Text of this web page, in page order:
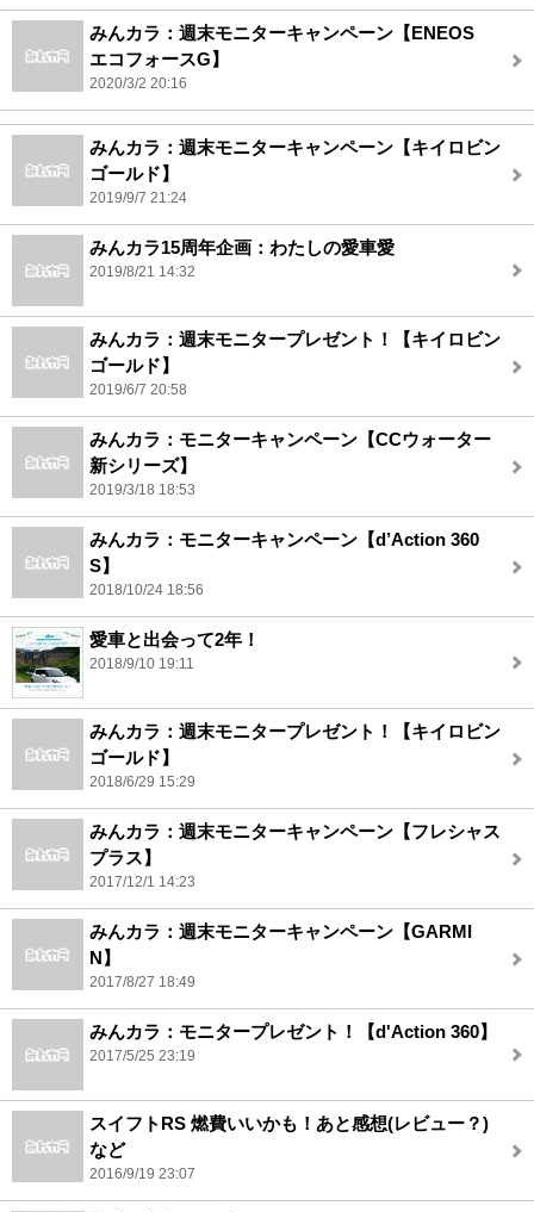
みんカラ：週末モニターキャンペーン【ENEOS
エコフォースG】
2020/3/2 20:16
みんカラ：週末モニターキャンペーン【キイロビン
ゴールド】
2019/9/7 21:24
みんカラ15周年企画：わたしの愛車愛
2019/8/21 14:32
みんカラ：週末モニタープレゼント！【キイロビン
ゴールド】
2019/6/7 20:58
みんカラ：モニターキャンペーン【CCウォーター
新シリーズ】
2019/3/18 18:53
みんカラ：モニターキャンペーン【d’Action 360
S】
2018/10/24 18:56
愛車と出会って2年！
2018/9/10 19:11
みんカラ：週末モニタープレゼント！【キイロビン
ゴールド】
2018/6/29 15:29
みんカラ：週末モニターキャンペーン【フレシャス
プラス】
2017/12/1 14:23
みんカラ：週末モニターキャンペーン【GARMI
N】
2017/8/27 18:49
みんカラ：モニタープレゼント！【d'Action 360】
2017/5/25 23:19
スイフトRS 燃費いいかも！あと感想(レビュー？)
など
2016/9/19 23:07